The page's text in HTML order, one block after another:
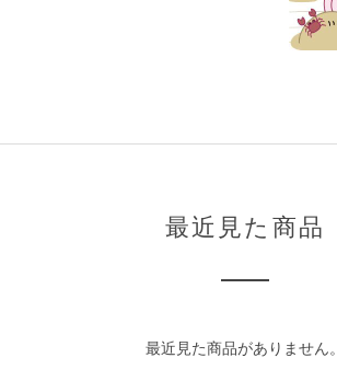
最近見た商品
最近見た商品がありません。